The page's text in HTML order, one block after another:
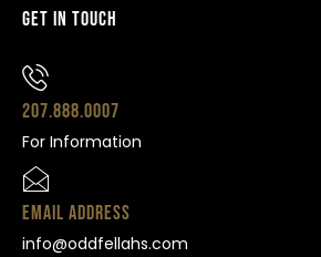
Get In Touch
207.888.0007
For Information
Email Address
info@oddfellahs.com